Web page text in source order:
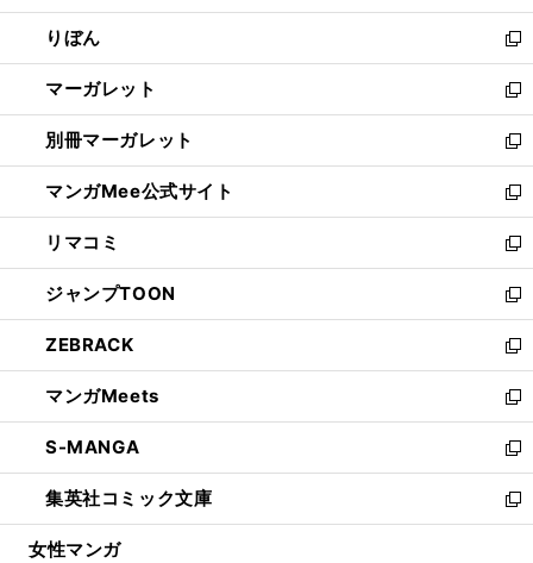
開
く
ウ
で
開
く
ン
ド
ウ
で
開
く
ウ
ィ
ン
ド
ウ
で
開
く
りぼん
新
し
い
ウ
ィ
ン
ド
ウ
で
開
く
マーガレット
新
し
い
ウ
ィ
ン
ド
ウ
で
開
く
別冊マーガレット
新
し
い
ウ
ィ
ン
ド
ウ
で
開
く
マンガMee公式サイト
新
し
い
ウ
ィ
ン
ド
ウ
で
開
く
リマコミ
新
し
い
ウ
ィ
ン
ド
ウ
で
開
く
ジャンプTOON
新
し
い
ウ
ィ
ン
ド
ウ
で
開
ZEBRACK
新
し
い
ウ
ィ
ン
ド
ウ
マンガMeets
新
し
い
ウ
ィ
ン
S-MANGA
新
し
い
ウ
集英社コミック文庫
新
し
女性マンガ